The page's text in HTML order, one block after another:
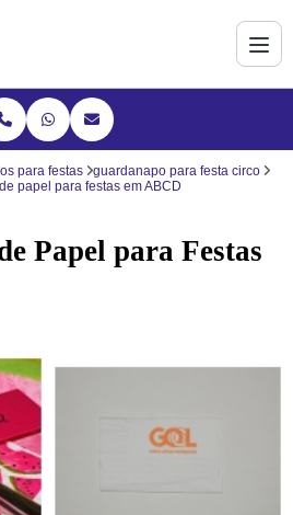
para festas
guardanapo para festa circo
papel para festas em ABCD
Papel para Festas